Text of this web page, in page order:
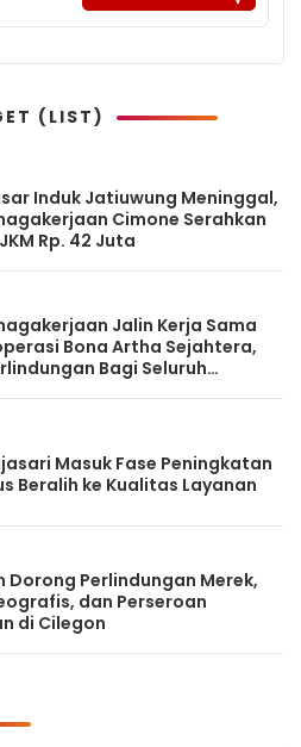
(LIST)
Induk Jatiuwung Meninggal,
Cimone Serahkan
Rp. 42 Juta
Jalin Kerja Sama
Bona Artha Sejahtera,
Bagi Seluruh
Masuk Fase Peningkatan
Beralih ke Kualitas Layanan
Dorong Perlindungan Merek,
dan Perseroan
di Cilegon